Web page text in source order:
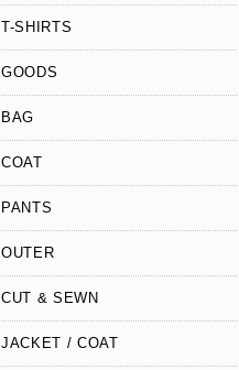
T-SHIRTS
GOODS
BAG
COAT
PANTS
OUTER
CUT & SEWN
JACKET / COAT